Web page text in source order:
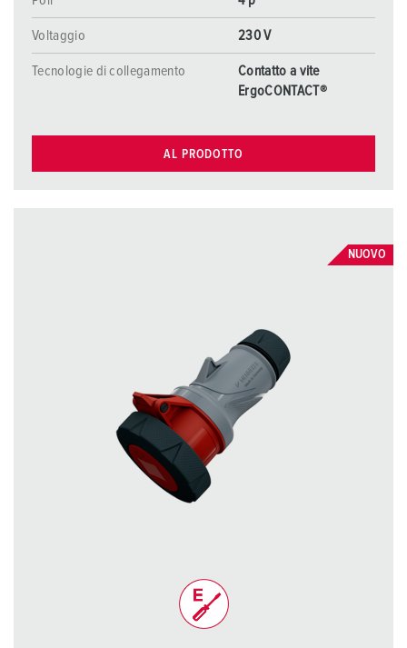
Voltaggio 230 V
Tecnologie di collegamento
Contatto a vite
ErgoCONTACT®
AL PRODOTTO
NUOVO